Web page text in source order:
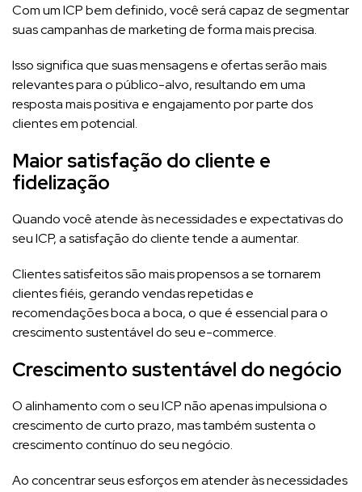
Com um ICP bem definido, você será capaz de segmentar
suas campanhas de marketing de forma mais precisa.
Isso significa que suas mensagens e ofertas serão mais
relevantes para o público-alvo, resultando em uma
resposta mais positiva e engajamento por parte dos
clientes em potencial.
Maior satisfação do cliente e
fidelização
Quando você atende às necessidades e expectativas do
seu ICP, a satisfação do cliente tende a aumentar.
Clientes satisfeitos são mais propensos a se tornarem
clientes fiéis, gerando vendas repetidas e
recomendações boca a boca, o que é essencial para o
crescimento sustentável do seu e-commerce.
Crescimento sustentável do negócio
O alinhamento com o seu ICP não apenas impulsiona o
crescimento de curto prazo, mas também sustenta o
crescimento contínuo do seu negócio.
Ao concentrar seus esforços em atender às necessidades